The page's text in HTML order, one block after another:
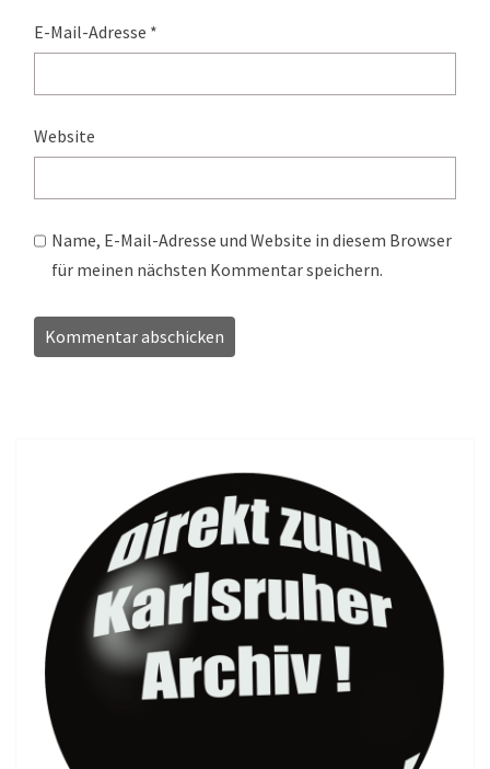
E-Mail-Adresse *
Website
Name, E-Mail-Adresse und Website in diesem Browser
für meinen nächsten Kommentar speichern.